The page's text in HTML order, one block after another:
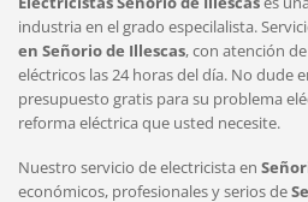
industria en el grado especilalista.
en Señorio de Illescas, con atención
eléctricos las 24 horas del día. No dude
presupuesto gratis para su problema
reforma eléctrica que usted necesite.
Nuestro servicio de electricista en
económicos, profesionales y serios de